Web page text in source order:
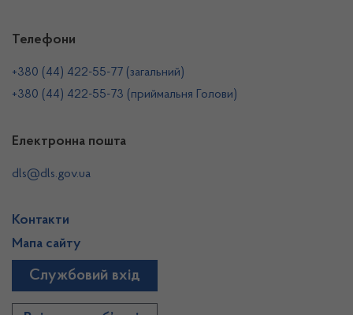
Телефони
+380 (44) 422-55-77 (загальний)
+380 (44) 422-55-73 (приймальня Голови)
Електронна пошта
dls@dls.gov.ua
Контакти
Мапа сайту
Службовий вхід